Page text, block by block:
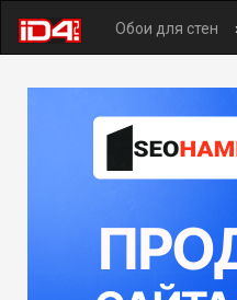
Обои для стен